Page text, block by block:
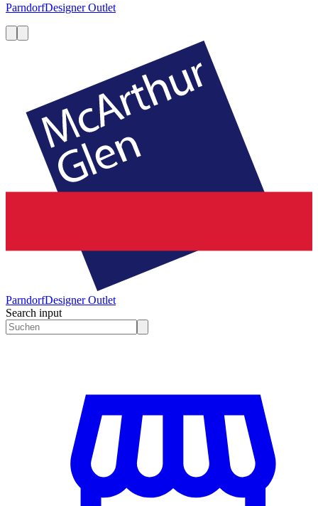
ParndorfDesigner Outlet
ParndorfDesigner Outlet
Search input